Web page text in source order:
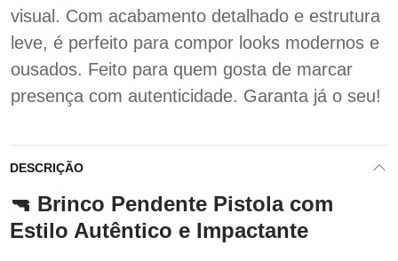
visual. Com acabamento detalhado e estrutura
leve, é perfeito para compor looks modernos e
ousados. Feito para quem gosta de marcar
presença com autenticidade. Garanta já o seu!
DESCRIÇÃO
🔫 Brinco Pendente Pistola com
Estilo Autêntico e Impactante